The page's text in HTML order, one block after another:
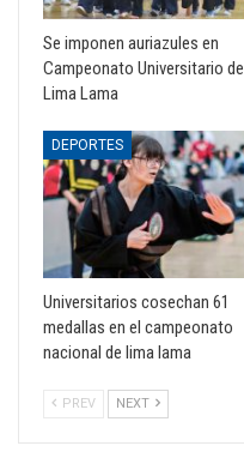
Se imponen auriazules en
Campeonato Universitario de
Lima Lama
DEPORTES
Universitarios cosechan 61
medallas en el campeonato
nacional de lima lama
PREV NEXT